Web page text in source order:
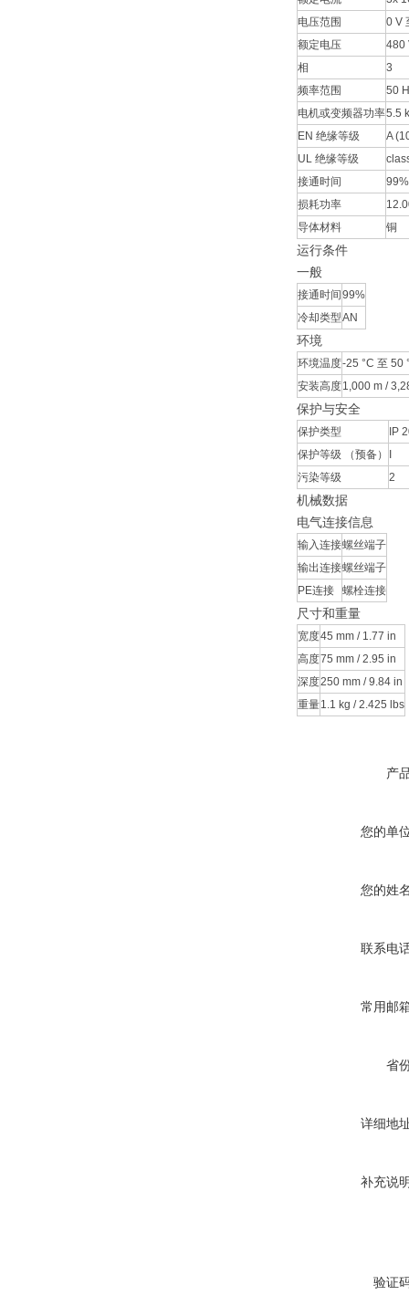
电压范围
0 V
额定电压
480
相
3
频率范围
50
电机或变频器功率5.5
EN 绝缘等级
A
UL 绝缘等级
接通时间
99%
损耗功率
导体材料
铜
运行条件
一般
接通时间 99%
冷却类型AN
环境
环境温度-25 °C 至 50
安装高度1,000 m /
保护与安全
保护类型
IP
保护等级 （预备）
污染等级
2
机械数据
电气连接信息
输入连接螺丝端子
输出连接螺丝端子
PE连接
螺栓连接
尺寸和重量
宽度45 mm / 1.77 in
高度75 mm / 2.95 in
深度250 mm / 9.84 in
重量1.1 kg / 2.425 lbs
产
您的单
您的姓
联系电
常用邮
省
详细地
补充说
验证